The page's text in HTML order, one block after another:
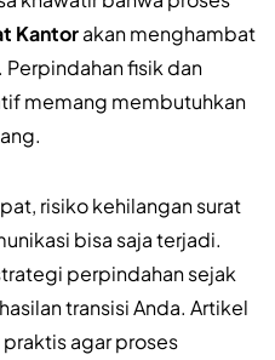
Kantorakan menghambat
fisik dan
memang membutuhkan
risiko kehilangan surat
bisa saja terjadi.
perpindahan sejak
transisi Anda. Artikel
agar proses